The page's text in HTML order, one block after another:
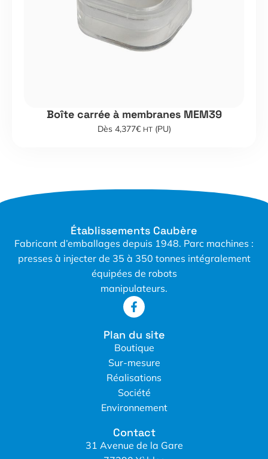
Boîte carrée à membranes MEM39
Dès 4,377€ HT(PU)
Établissements Caubère
Fabricant d’emballages depuis 1948. Parc machines :
presses à injecter de 35 à 350 tonnes intégralement
équipées de robots
manipulateurs.
Plan du site
Boutique
Sur-mesure
Réalisations
Société
Environnement
Contact
31 Avenue de la Gare